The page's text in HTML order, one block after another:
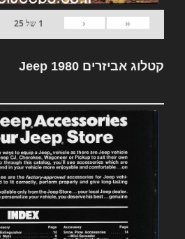
«
‹
1 של25
קטלוג אביזרים Jeep 1980